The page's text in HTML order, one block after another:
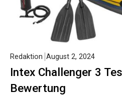
Intex Challenger 3
Bewertung
Redaktion August 2, 2024